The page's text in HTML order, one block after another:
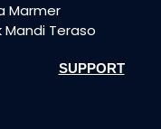
Marmer
Mandi Teraso
SUPPORT